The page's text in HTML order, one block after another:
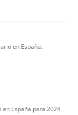
en España:
en España para 2024